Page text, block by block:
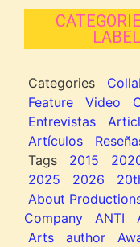
Categories
Feature
Video
Entrevistas
Artículos
Tags
2015
2025
2026
About
Company
ANTI
Arts
author